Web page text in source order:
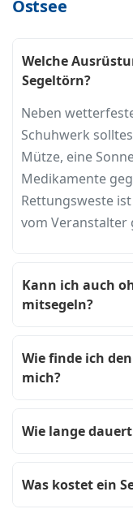
Ostsee
Welche
Segeltörn?
Neben
Schuhwerk
Mütze, eine
Medikamente
Rettungsweste
vom Veranstalter
Kann ich auch
mitsegeln?
Wie finde ich
mich?
Wie lange
Was kostet ein